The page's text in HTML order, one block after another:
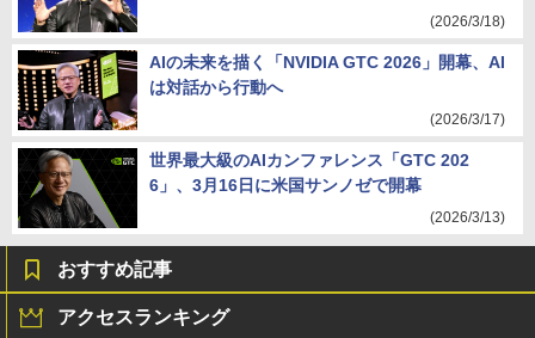
(2026/3/18)
AIの未来を描く「NVIDIA GTC 2026」開幕、AI
は対話から行動へ
(2026/3/17)
世界最大級のAIカンファレンス「GTC 202
6」、3月16日に米国サンノゼで開幕
(2026/3/13)
おすすめ記事
アクセスランキング